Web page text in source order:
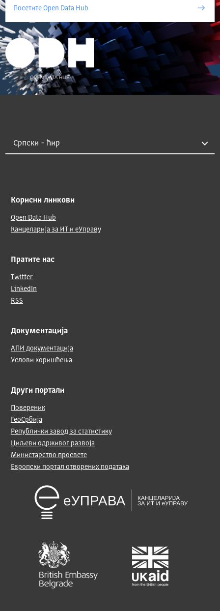
Посетите Open Data Hub
Корисни линкови
Open Data Hub
Канцеларија за ИТ и еУправу
Пратите нас
Twitter
LinkedIn
RSS
Документација
АПИ документација
Услови коришћења
Други портали
Повереник
ГеоСрбија
Републички завод за статистику
Циљеви одрживог развоја
Министарство просвете
Европски портал отворених података